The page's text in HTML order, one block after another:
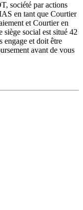
société par actions
en tant que Courtier
et Courtier en
siège social est situé 42
engage et doit être
avant de vous